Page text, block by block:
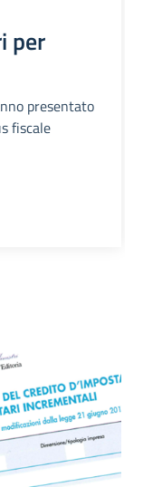
per
presentato
fiscale